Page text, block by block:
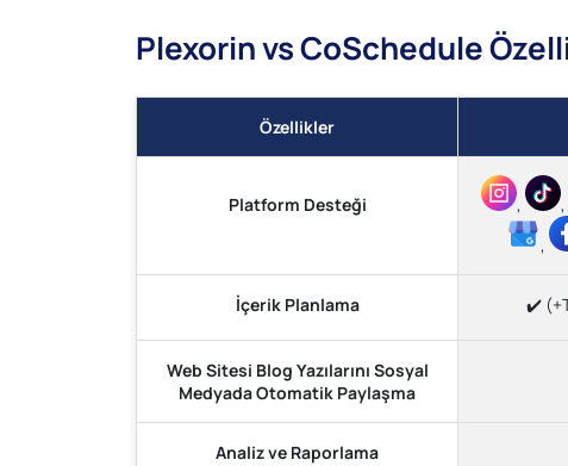
Plexorin vs CoSchedule
Özellikler
Platform Desteği , ,
,
İçerik Planlama ✔️
Web Sitesi Blog Yazılarını Sosyal
Medyada Otomatik Paylaşma
Analiz ve Raporlama